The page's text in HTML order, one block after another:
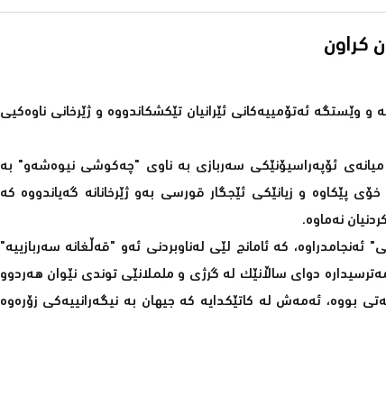
کراون
ئەتۆمییەکانی ئێرانیان تێکشکاندووە و ژێرخانی ناوەکیی
ئۆپەراسیۆنێکی سەربازی بە ناوی "چەکوشی نیوەشەو" بە
پێکاوە و زیانێکی ئێجگار قورسی بەو ژێرخانانە گەیاندووە کە
نەماوە.
کە ئامانج لێی لەناوبردنی ئەو "قەڵغانە سەربازییە"
دوای ساڵانێک لە گرژی و ململانێی توندی نێوان هەردوو
بووە، ئەمەش لە کاتێکدایە کە جیهان بە نیگەرانییەکی زۆرەوە